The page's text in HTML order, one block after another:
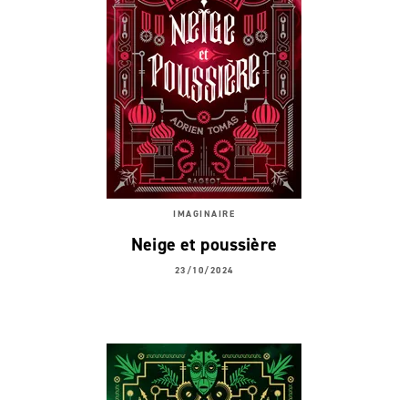
IMAGINAIRE
Neige et poussière
23/10/2024